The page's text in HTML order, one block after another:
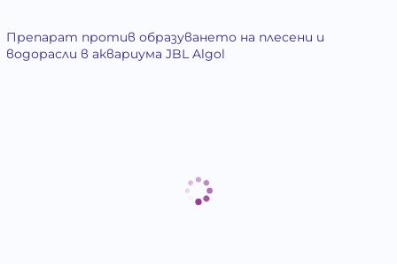
Препарат против образуването на плесени и
водорасли в аквариума JBL Algol